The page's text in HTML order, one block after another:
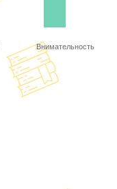
Внимательность